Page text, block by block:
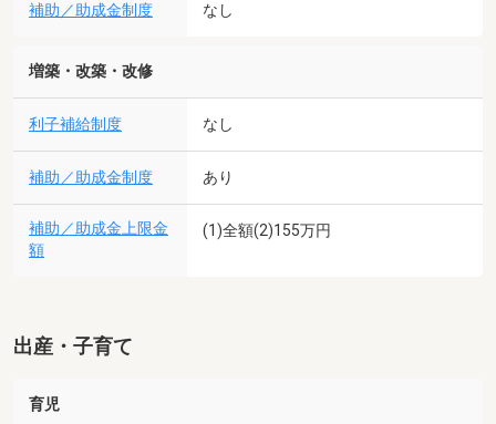
補助／助成金制度 なし
増築・改築・改修
利子補給制度 なし
補助／助成金制度 あり
補助／助成金上限金
額
(1)全額(2)155万円
出産・子育て
育児